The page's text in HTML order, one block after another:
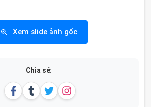
Xem slide ảnh gốc
Chia sẻ: